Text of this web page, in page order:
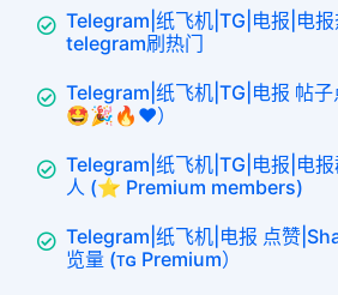
Telegram|纸飞机|TG|电报|电
telegram刷热门
Telegram|纸飞机|TG|电报 帖
🤩🎉🔥❤️）
Telegram|纸飞机|TG|电报|电
人 (⭐ Premium members)
Telegram|纸飞机|电报 点赞
览量 (ᴛɢ Premium）